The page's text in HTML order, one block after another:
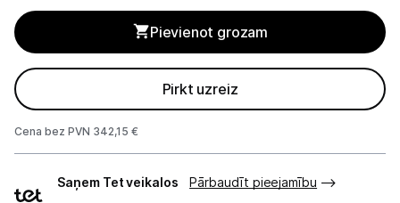
Elektrostacijas un saules paneļi
Sadzīves tehnika
Skaistumkopšana
Pievienot grozam
Pirkt uzreiz
Cena bez PVN 342,15 €
veidi
Saņem Tet veikalos
Pārbaudīt pieejamību